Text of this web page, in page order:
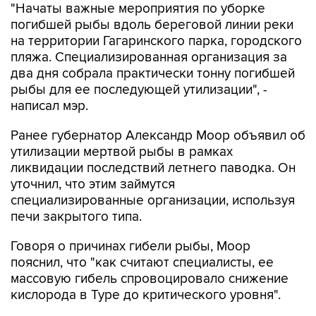
"Начаты важные мероприятия по уборке
погибшей рыбы вдоль береговой линии реки
на территории Гагаринского парка, городского
пляжа. Специализированная организация за
два дня собрала практически тонну погибшей
рыбы для ее последующей утилизации", -
написал мэр.
Ранее губернатор Александр Моор объявил об
утилизации мертвой рыбы в рамках
ликвидации последствий летнего паводка. Он
уточнил, что этим займутся
специализированные организации, используя
печи закрытого типа.
Говоря о причинах гибели рыбы, Моор
пояснил, что "как считают специалисты, ее
массовую гибель спровоцировало снижение
кислорода в Туре до критического уровня".